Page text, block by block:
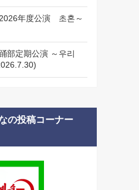
年度公演 초혼～
部定期公演 ～우리
の投稿コーナー